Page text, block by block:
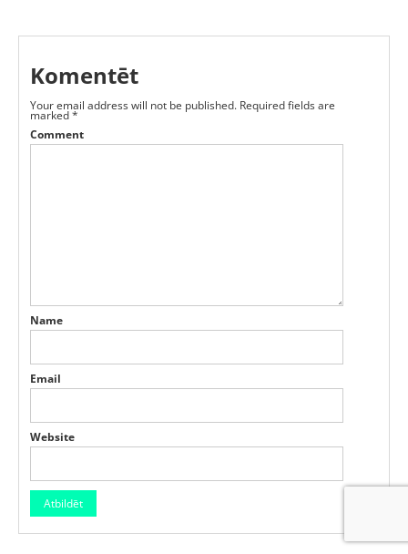
Komentēt
Your email address will not be published. Required fields are
marked*
Comment
Name
Email
Website